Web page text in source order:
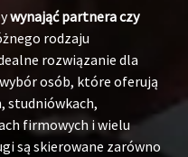
wynająć partnera czy
rodzaju
rozwiązanie dla
osób, które oferują
studniówkach,
firmowych i wielu
są skierowane zarówno